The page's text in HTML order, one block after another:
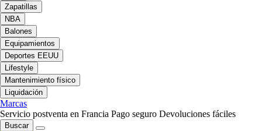
Zapatillas
NBA
Balones
Equipamientos
Deportes EEUU
Lifestyle
Mantenimiento físico
Liquidación
Marcas
Servicio postventa en Francia Pago seguro Devoluciones fáciles
Buscar